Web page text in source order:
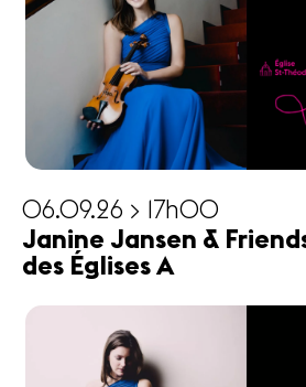
06.09.26 > 17h00
Janine Jansen &
des Églises A